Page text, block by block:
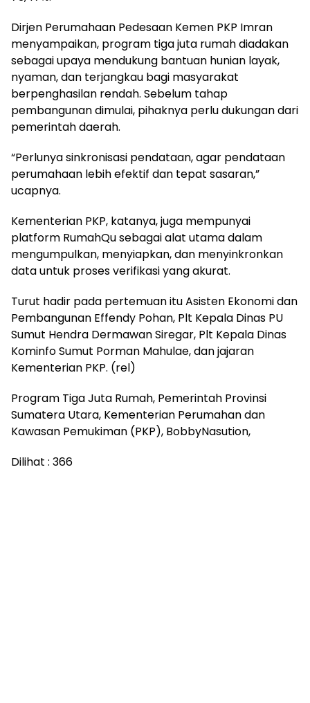
Dirjen Perumahaan Pedesaan Kemen PKP Imran
menyampaikan, program tiga juta rumah diadakan
sebagai upaya mendukung bantuan hunian layak,
nyaman, dan terjangkau bagi masyarakat
berpenghasilan rendah. Sebelum tahap
pembangunan dimulai, pihaknya perlu dukungan dari
pemerintah daerah.
“Perlunya sinkronisasi pendataan, agar pendataan
perumahaan lebih efektif dan tepat sasaran,”
ucapnya.
Kementerian PKP, katanya, juga mempunyai
platform RumahQu sebagai alat utama dalam
mengumpulkan, menyiapkan, dan menyinkronkan
data untuk proses verifikasi yang akurat.
Turut hadir pada pertemuan itu Asisten Ekonomi dan
Pembangunan Effendy Pohan, Plt Kepala Dinas PU
Sumut Hendra Dermawan Siregar, Plt Kepala Dinas
Kominfo Sumut Porman Mahulae, dan jajaran
Kementerian PKP. (rel)
Program Tiga Juta Rumah, Pemerintah Provinsi
Sumatera Utara, Kementerian Perumahan dan
Kawasan Pemukiman (PKP), BobbyNasution,
Dilihat : 366